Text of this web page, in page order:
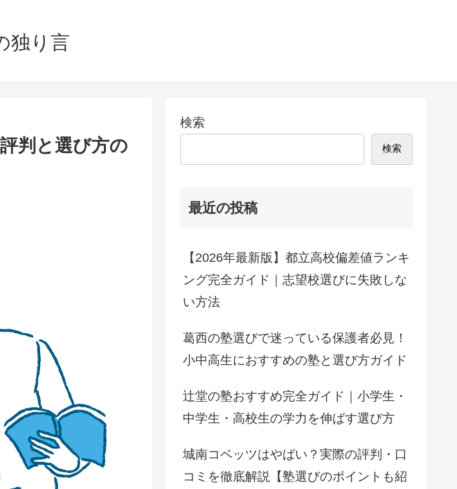
独り言
判と選び方の
検索
検索
最近の投稿
【2026年最新版】都立高校偏差値ランキ
ング完全ガイド｜志望校選びに失敗しな
い方法
葛西の塾選びで迷っている保護者必見！
小中高生におすすめの塾と選び方ガイド
辻堂の塾おすすめ完全ガイド｜小学生・
中学生・高校生の学力を伸ばす選び方
城南コベッツはやばい？実際の評判・口
コミを徹底解説【塾選びのポイントも紹